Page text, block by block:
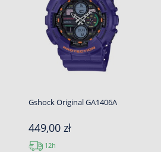
Gshock Original GA1406A
449,00 zł
12h